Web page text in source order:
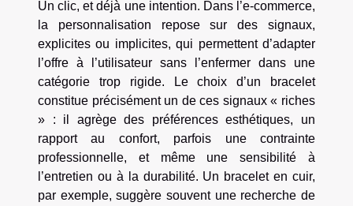
Un clic, et déjà une intention. Dans l’e-commerce,
la personnalisation repose sur des signaux,
explicites ou implicites, qui permettent d’adapter
l’offre à l’utilisateur sans l’enfermer dans une
catégorie trop rigide. Le choix d’un bracelet
constitue précisément un de ces signaux « riches
» : il agrège des préférences esthétiques, un
rapport au confort, parfois une contrainte
professionnelle, et même une sensibilité à
l’entretien ou à la durabilité. Un bracelet en cuir,
par exemple, suggère souvent une recherche de